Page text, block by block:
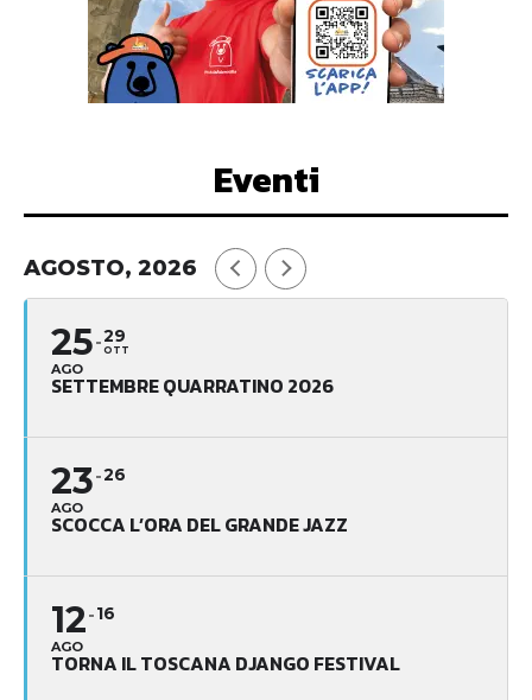
Eventi
AGOSTO, 2026
25
AGO
29
OTT
SETTEMBRE QUARRATINO 2026
23
AGO
26
SCOCCA L’ORA DEL GRANDE JAZZ
12
AGO
16
TORNA IL TOSCANA DJANGO FESTIVAL